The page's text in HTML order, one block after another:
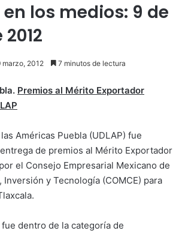
en los medios: 9 de
marzo, 2012 7 minutos de lectura
Premios al Mérito Exportador
Américas Puebla (UDLAP) fue
de premios al Mérito Exportador
el Consejo Empresarial Mexicano de
y Tecnología (COMCE) para
dentro de la categoría de